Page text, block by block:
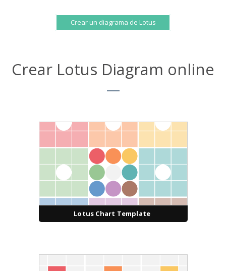
Crear un diagrama de Lotus
Crear Lotus Diagram online
Lotus Chart Template